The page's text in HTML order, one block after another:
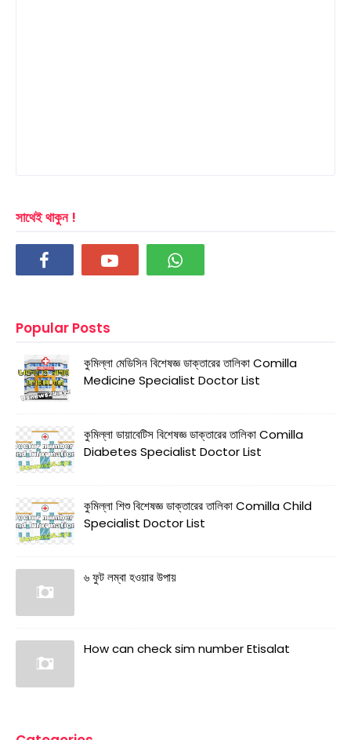
সাথেই থাকুন !
Popular Posts
কুমিল্লা মেডিসিন বিশেষজ্ঞ ডাক্তারের তালিকা Comilla
Medicine Specialist Doctor List
কুমিল্লা ডায়াবেটিস বিশেষজ্ঞ ডাক্তারের তালিকা Comilla
Diabetes Specialist Doctor List
কুমিল্লা শিশু বিশেষজ্ঞ ডাক্তারের তালিকা Comilla Child
Specialist Doctor List
৬ ফুট লম্বা হওয়ার উপায়
How can check sim number Etisalat